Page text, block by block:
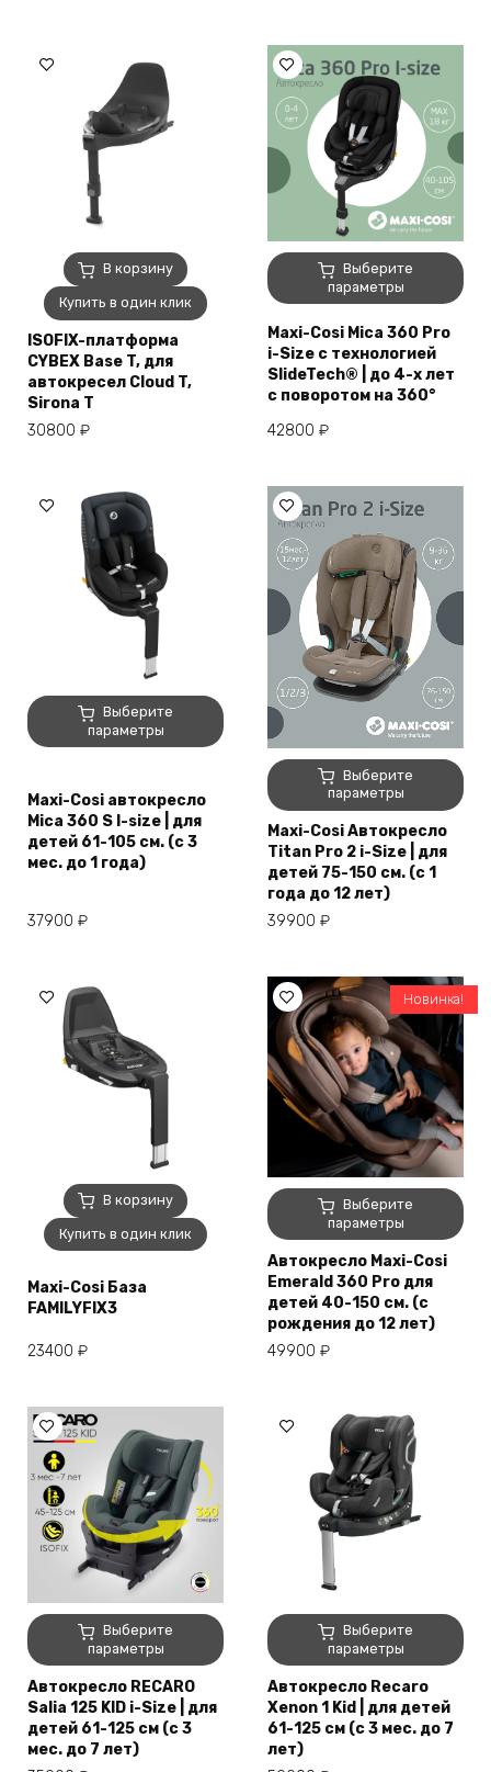
товара.
В корзину
Купить в один клик
ISOFIX-платформа
CYBEX Base T, для
автокресел Cloud T,
Sirona T
30800 ₽
Выберите
параметры
Этот
товар
имеет
несколько
вариаций.
Опции
можно
Maxi-Cosi Mica 360 Pro
i-Size с технологией
SlideTech® | до 4-х лет
с поворотом на 360°
42800 ₽
Выберите
параметры
Этот
товар
имеет
вариаций.
Опции
можно
выбрать
Maxi-Cosi автокресло
Mica 360 S I-size | для
детей 61-105 см. (с 3
мес. до 1 года)
37900 ₽
Выберите
параметры
Этот
товар
имеет
несколько
вариаций.
Опции
странице
товара.
Maxi-Cosi Автокресло
Titan Pro 2 i-Size | для
детей 75-150 см. (с 1
года до 12 лет)
39900 ₽
В корзину
Купить в один клик
Maxi-Cosi База
FAMILYFIX3
23400 ₽
Выберите
параметры
Этот
товар
имеет
несколько
вариаций.
Опции
можно
товара.
Новинка!
Автокресло Maxi-Cosi
Emerald 360 Pro для
детей 40-150 см. (с
рождения до 12 лет)
49900 ₽
Выберите
параметры
Этот
товар
имеет
несколько
вариаций.
Опции
можно
Автокресло RECARO
Salia 125 KID i-Size | для
детей 61-125 см (с 3
мес. до 7 лет)
Выберите
параметры
Этот
товар
имеет
несколько
вариаций.
Опции
Автокресло Recaro
Xenon 1 Kid | для детей
61-125 см (с 3 мес. до 7
лет)